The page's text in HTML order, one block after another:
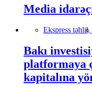
Media
Ekspress təhlil,
Bakı
platformaya
kapitalına